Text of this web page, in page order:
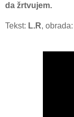
da žrtvujem.
Tekst: L.R,